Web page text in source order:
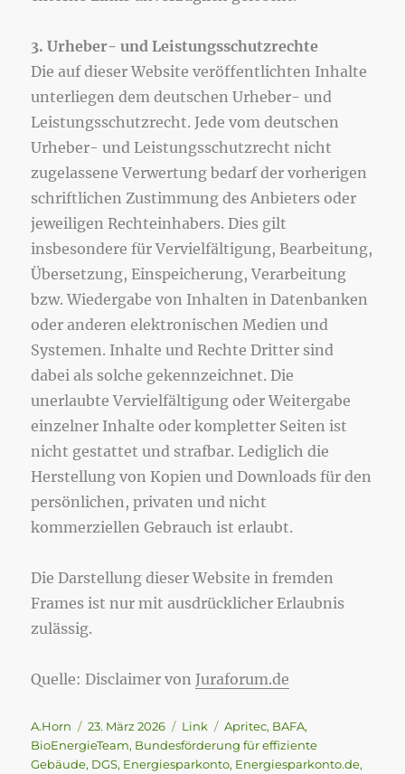
3. Urheber- und Leistungsschutzrechte
Die auf dieser Website veröffentlichten Inhalte
unterliegen dem deutschen Urheber- und
Leistungsschutzrecht. Jede vom deutschen
Urheber- und Leistungsschutzrecht nicht
zugelassene Verwertung bedarf der vorherigen
schriftlichen Zustimmung des Anbieters oder
jeweiligen Rechteinhabers. Dies gilt
insbesondere für Vervielfältigung, Bearbeitung,
Übersetzung, Einspeicherung, Verarbeitung
bzw. Wiedergabe von Inhalten in Datenbanken
oder anderen elektronischen Medien und
Systemen. Inhalte und Rechte Dritter sind
dabei als solche gekennzeichnet. Die
unerlaubte Vervielfältigung oder Weitergabe
einzelner Inhalte oder kompletter Seiten ist
nicht gestattet und strafbar. Lediglich die
Herstellung von Kopien und Downloads für den
persönlichen, privaten und nicht
kommerziellen Gebrauch ist erlaubt.
Die Darstellung dieser Website in fremden
Frames ist nur mit ausdrücklicher Erlaubnis
zulässig.
Quelle: Disclaimer von Juraforum.de
Autor
A.Horn
Veröffentlicht
am
23. März 2026 Format
Link Schlagwörter
Apritec, BAFA,
BioEnergieTeam, Bundesförderung für effiziente
Gebäude, DGS, Energiesparkonto, Energiesparkonto.de,